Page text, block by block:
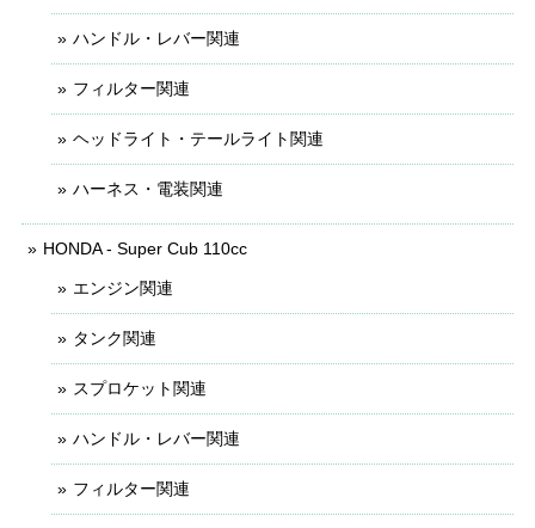
ハンドル・レバー関連
フィルター関連
ヘッドライト・テールライト関連
ハーネス・電装関連
HONDA - Super Cub 110cc
エンジン関連
タンク関連
スプロケット関連
ハンドル・レバー関連
フィルター関連